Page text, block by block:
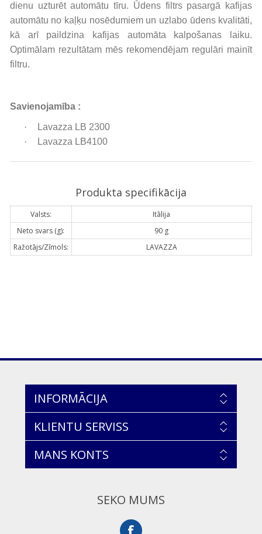
dienu uzturēt automātu tīru. Ūdens filtrs pasargā kafijas
automātu no kaļķu nosēdumiem un uzlabo ūdens kvalitāti,
kā arī paildzina kafijas automāta kalpošanas laiku.
Optimālam rezultātam mēs rekomendējam regulāri mainīt
filtru.
Savienojamība :
·
Lavazza LB 2300
·
Lavazza LB4100
Produkta specifikācija
Valsts:
Itālija
Neto svars (g):
90 g
Ražotājs/Zīmols:
LAVAZZA
INFORMĀCIJA
KLIENTU SERVISS
MANS KONTS
SEKO MUMS